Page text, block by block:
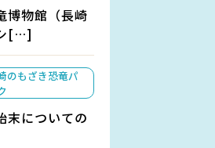
博物館（長崎
[…]
のもざき恐竜パ
末についての